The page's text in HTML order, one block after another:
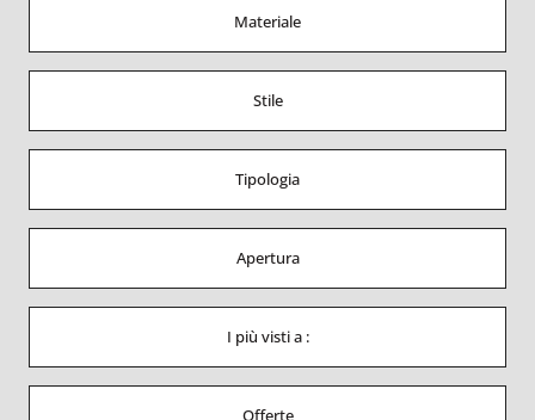
Materiale
Stile
Tipologia
Apertura
I più visti a :
Offerte